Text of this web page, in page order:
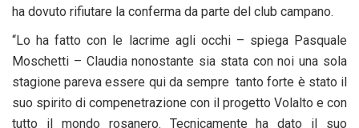
ha dovuto rifiutare la conferma da parte del club campano.
“Lo ha fatto con le lacrime agli occhi – spiega Pasquale
Moschetti – Claudia nonostante sia stata con noi una sola
stagione pareva essere qui da sempre tanto forte è stato il
suo spirito di compenetrazione con il progetto Volalto e con
tutto il mondo rosanero. Tecnicamente ha dato il suo